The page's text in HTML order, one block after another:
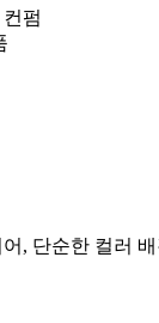
펌
, 단순한 컬러